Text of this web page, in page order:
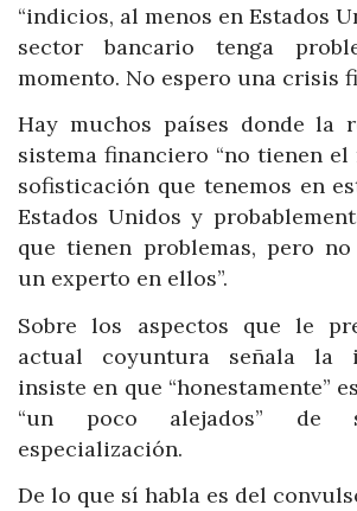
“indicios, al menos en Estados
sector bancario tenga
momento. No espero una crisis
Hay muchos países donde la
sistema financiero “no tienen
sofisticación que tenemos en
Estados Unidos y
que tienen problemas, pero
un experto en ellos”.
Sobre los aspectos que le
actual coyuntura señala la
insiste en que “honestamente”
“un poco alejados” de
especialización.
De lo que sí habla es del